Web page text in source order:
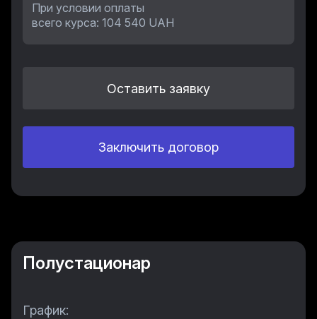
При условии оплаты
всего курса: 104 540 UAH
Оставить заявку
Заключить договор
Полустационар
График: